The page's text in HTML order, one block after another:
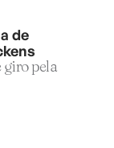
de
giro pela